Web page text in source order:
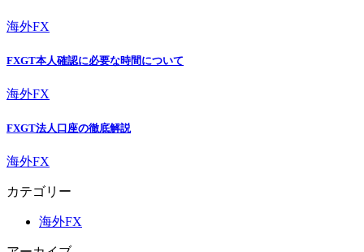
海外FX
FXGT本人確認に必要な時間について
海外FX
FXGT法人口座の徹底解説
海外FX
カテゴリー
海外FX